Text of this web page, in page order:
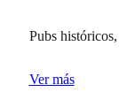
Pubs
Ver más